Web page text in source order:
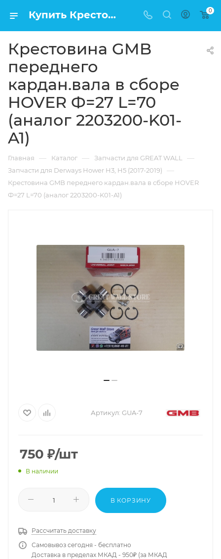
Купить Крестовина GMB переднего кардан.вала в сборе HOVER Ф=27 L=70 (аналог 2203200-K01-A1) в Москве по низкой цене 0
Крестовина GMB
переднего
кардан.вала в сборе
HOVER Ф=27 L=70
(аналог 2203200-K01-
A1)
Главная — Каталог — Запчасти для GREAT WALL —
Запчасти для Derways Hower H3, H5 (2017-2019) —
Крестовина GMB переднего кардан.вала в сборе HOVER
Ф=27 L=70 (аналог 2203200-K01-A1)
Артикул: GUA-7
750 ₽/шт
В наличии
В КОРЗИНУ
Рассчитать доставку
Самовывоз сегодня - бесплатно
Доставка в пределах МКАД - 950₽ (за МКАД